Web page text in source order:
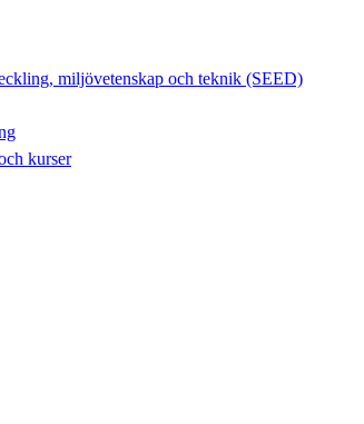
miljövetenskap och teknik (SEED)
kurser